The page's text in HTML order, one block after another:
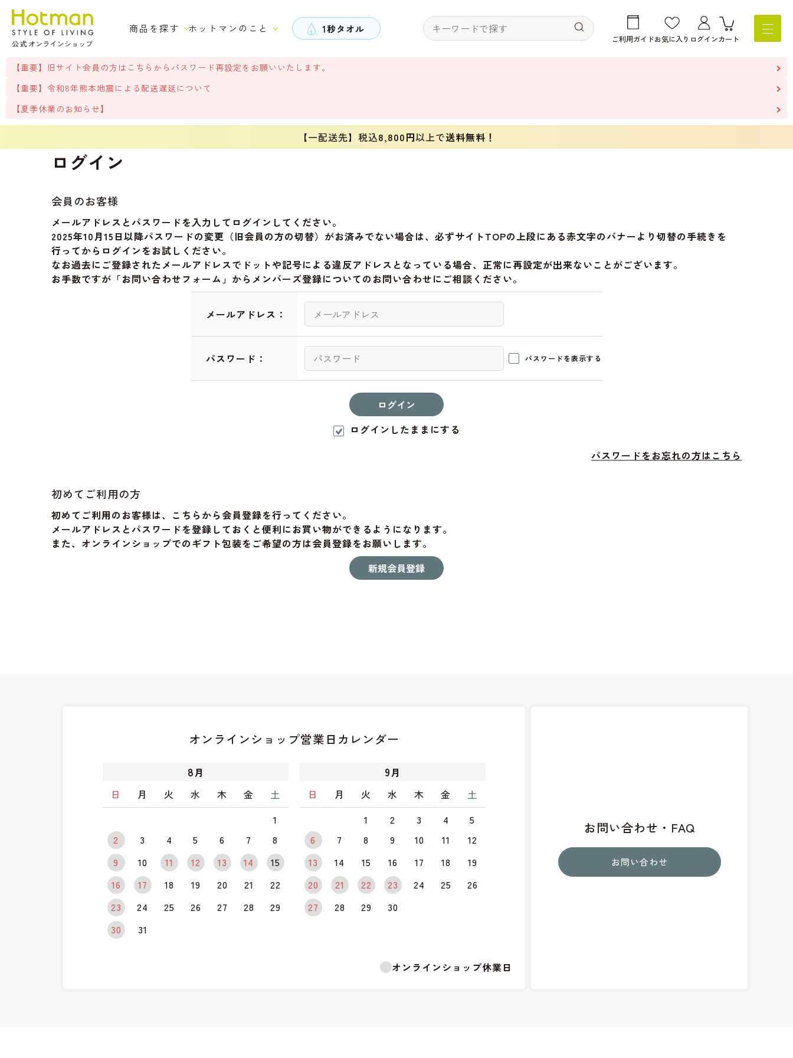
商品を探す ホットマンのこと 1秒タオル
ご利用ガイドお気に入り ログインカート
【重要】旧サイト会員の方はこちらからパスワード再設定をお願いいたします。
【重要】令和8年熊本地震による配送遅延について
【夏季休業のお知らせ】
【一配送先】税込8,800円以上で送料無料！
ログイン
会員のお客様
メールアドレスとパスワードを入力してログインしてください。
2025年10月15日以降パスワードの変更（旧会員の方の切替）がお済みでない場合は、必ずサイトTOPの上段にある赤文字のバナーより切替の手続きを
行ってからログインをお試しください。
なお過去にご登録されたメールアドレスでドットや記号による違反アドレスとなっている場合、正常に再設定が出来ないことがございます。
お手数ですが「お問い合わせフォーム」からメンバーズ登録についてのお問い合わせにご相談ください。
メールアドレス：
パスワード： パスワードを表示する
ログインしたままにする
パスワードをお忘れの方はこちら
初めてご利用の方
初めてご利用のお客様は、こちらから会員登録を行ってください。
メールアドレスとパスワードを登録しておくと便利にお買い物ができるようになります。
また、オンラインショップでのギフト包装をご希望の方は会員登録をお願いします。
お問い合わせ・FAQ
お問い合わせ
オンラインショップ営業日カレンダー
8月
日
月 火 水 木 金
土
1
2
3 4 5 6 7
8
9
10 11 12 13 14
15
16
17 18 19 20 21
22
23
24 25 26 27 28
29
30
31
9月
日
月 火 水 木 金
土
1
2 3 4
5
6
7 8 9 10 11
12
13
14 15 16 17 18
19
20
21 22 23 24 25
26
27
28 29 30
オンラインショップ休業日